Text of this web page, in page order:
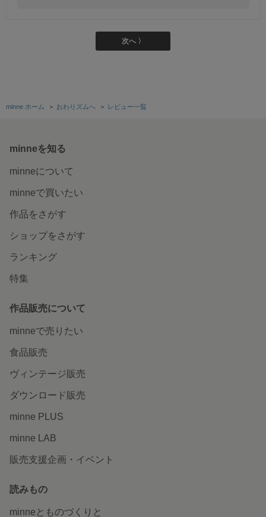
次へ 〉
minne ホーム ＞ おわりズムへ ＞ レビュー一覧
minneを知る
minneについて
minneで買いたい
作品をさがす
ショップをさがす
ランキング
特集
作品販売について
minneで売りたい
食品販売
ヴィンテージ販売
ダウンロード販売
minne PLUS
minne LAB
販売支援企画・イベント
読みもの
minneとものづくりと